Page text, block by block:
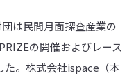
は民間月面探査産業の
の開催およびレース
た。株式会社ispace（本